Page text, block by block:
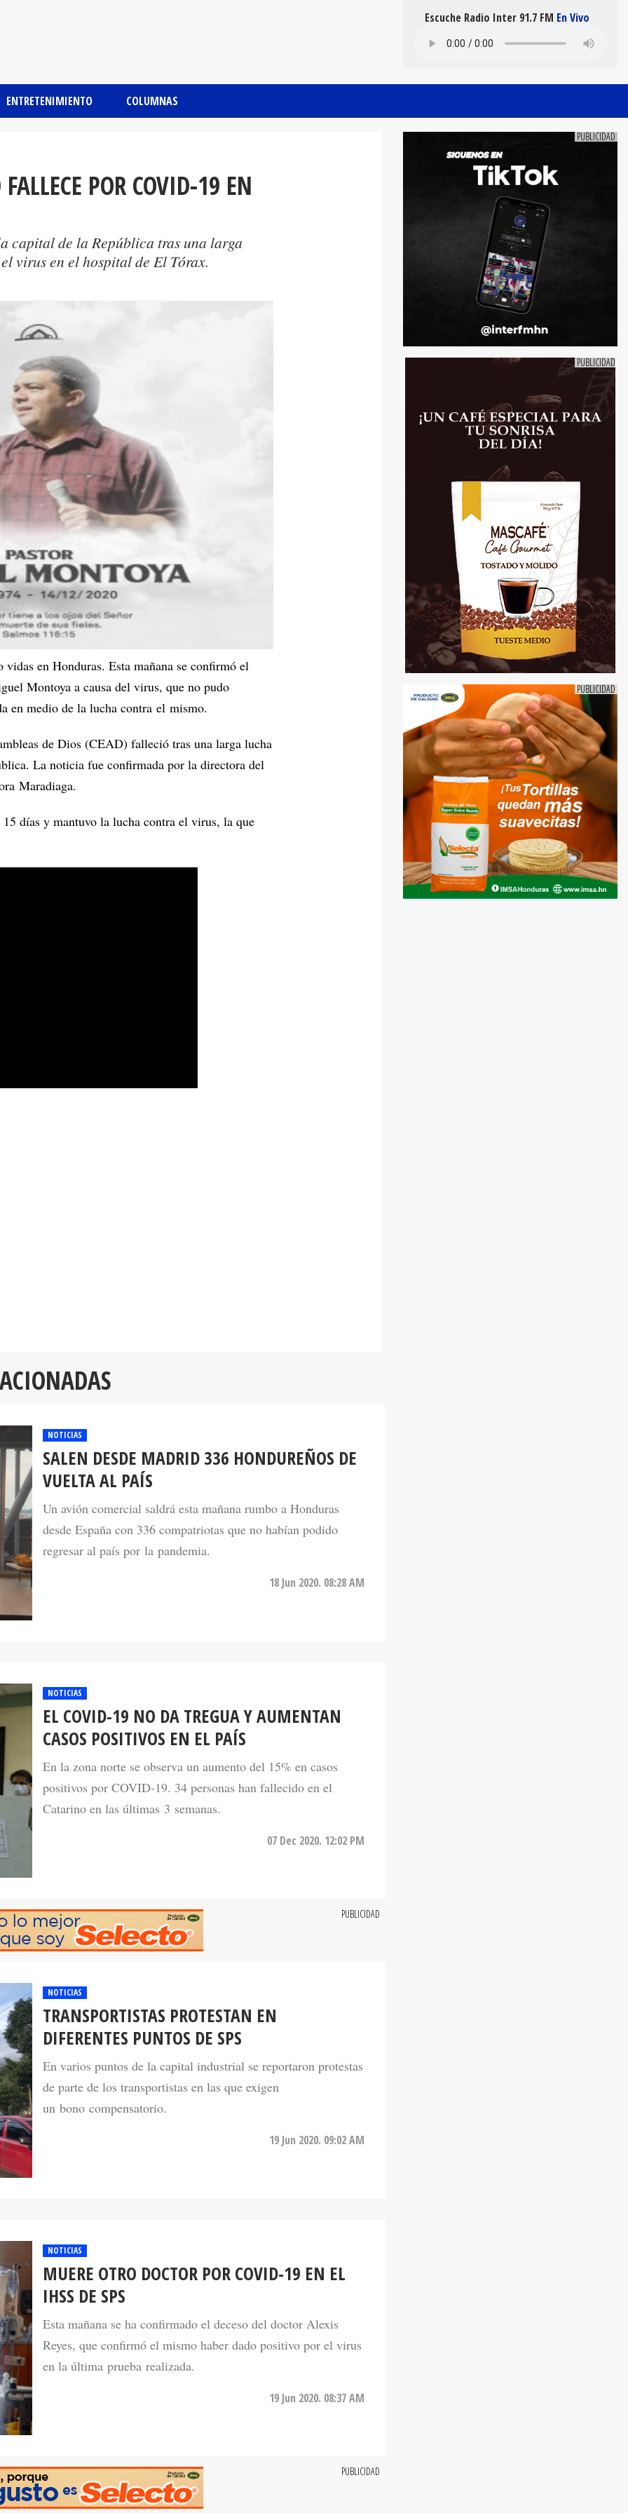
ENTRETENIMIENTO COLUMNAS
Escuche Radio Inter 91.7 FM En Vivo
POR COVID-19 EN
capital de la República tras una larga
virus en el hospital de El Tórax.
en Honduras. Esta mañana se confirmó el
Montoya a causa del virus, que no pudo
en medio de la lucha contra el mismo.
de Dios (CEAD) falleció tras una larga lucha
La noticia fue confirmada por la directora del
Maradiaga.
días y mantuvo la lucha contra el virus, la que
NOTICIAS
SALEN DESDE MADRID 336 HONDUREÑOS DE
VUELTA AL PAÍS
Un avión comercial saldrá esta mañana rumbo a Honduras
desde España con 336 compatriotas que no habían podido
regresar al país por la pandemia.
18 Jun 2020. 08:28 AM
NOTICIAS
EL COVID-19 NO DA TREGUA Y AUMENTAN
CASOS POSITIVOS EN EL PAÍS
En la zona norte se observa un aumento del 15% en casos
positivos por COVID-19. 34 personas han fallecido en el
Catarino en las últimas 3 semanas.
07 Dec 2020. 12:02 PM
TRANSPORTISTAS PROTESTAN EN
DIFERENTES PUNTOS DE SPS
En varios puntos de la capital industrial se reportaron protestas
de parte de los transportistas en las que exigen
un bono compensatorio.
MUERE OTRO DOCTOR POR COVID-19 EN EL
IHSS DE SPS
Esta mañana se ha confirmado el deceso del doctor Alexis
Reyes, que confirmó el mismo haber dado positivo por el virus
en la última prueba realizada.